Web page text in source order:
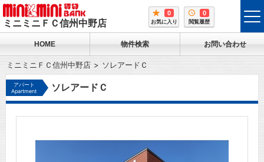
ミニミニＦＣ信州中野店
0
お気に入り
0
閲覧履歴
HOME 物件検索 お問い合わせ
ミニミニＦＣ信州中野店 ソレアードＣ
アパート
Apartment
ソレアードＣ